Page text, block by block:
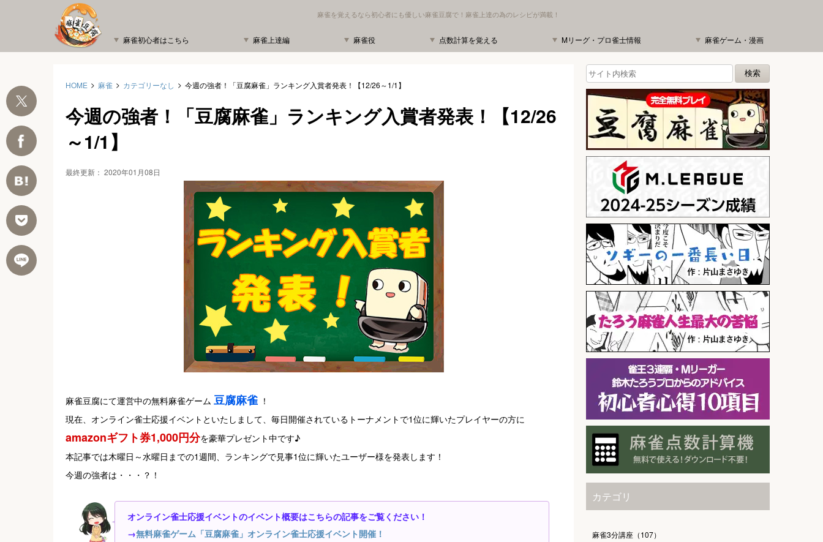
麻雀を覚えるなら初心者にも優しい麻雀豆腐で！麻雀上達の為のレシピが満載！
麻雀初心者はこちら 麻雀上達編 麻雀役 点数計算を覚える Mリーグ・プロ雀士情報 麻雀ゲーム・漫画
HOME 麻雀 カテゴリーなし 今週の強者！「豆腐麻雀」ランキング入賞者発表！【12/26～1/1】
今週の強者！「豆腐麻雀」ランキング入賞者発表！【12/26
～1/1】
最終更新： 2020年01月08日
麻雀豆腐にて運営中の無料麻雀ゲーム 豆腐麻雀 ！
現在、オンライン雀士応援イベントといたしまして、毎日開催されているトーナメントで1位に輝いたプレイヤーの方に
amazonギフト券1,000円分を豪華プレゼント中です♪
本記事では木曜日～水曜日までの1週間、ランキングで見事1位に輝いたユーザー様を発表します！
今週の強者は・・・？！
オンライン雀士応援イベントのイベント概要はこちらの記事をご覧ください！
→無料麻雀ゲーム「豆腐麻雀」オンライン雀士応援イベント開催！
カテゴリ
麻雀3分講座（107）